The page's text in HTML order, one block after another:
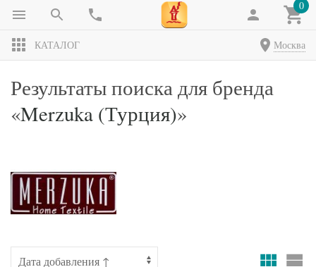
0
КАТАЛОГ Москва
Результаты поиска для бренда
«Merzuka (Турция)»